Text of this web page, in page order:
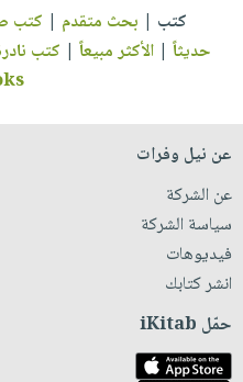
كتب | بحث متقدم | كتب
حديثاً |الأكثر مبيعاً | كتب
عن نيل وفرات
عن الشركة
سياسة الشركة
فيديوهات
انشر كتابك
حمّل iKitab